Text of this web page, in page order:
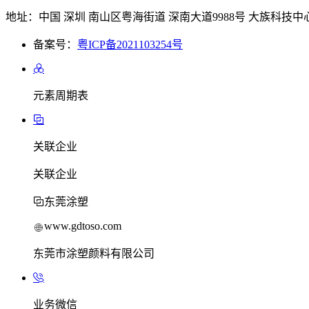
地址：中国 深圳 南山区粤海街道 深南大道9988号 大族科技中
备案号： 粤ICP备2021103254号
元素周期表
关联企业
关联企业
东莞涂塑
www.gdtoso.com
东莞市涂塑颜料有限公司
业务微信